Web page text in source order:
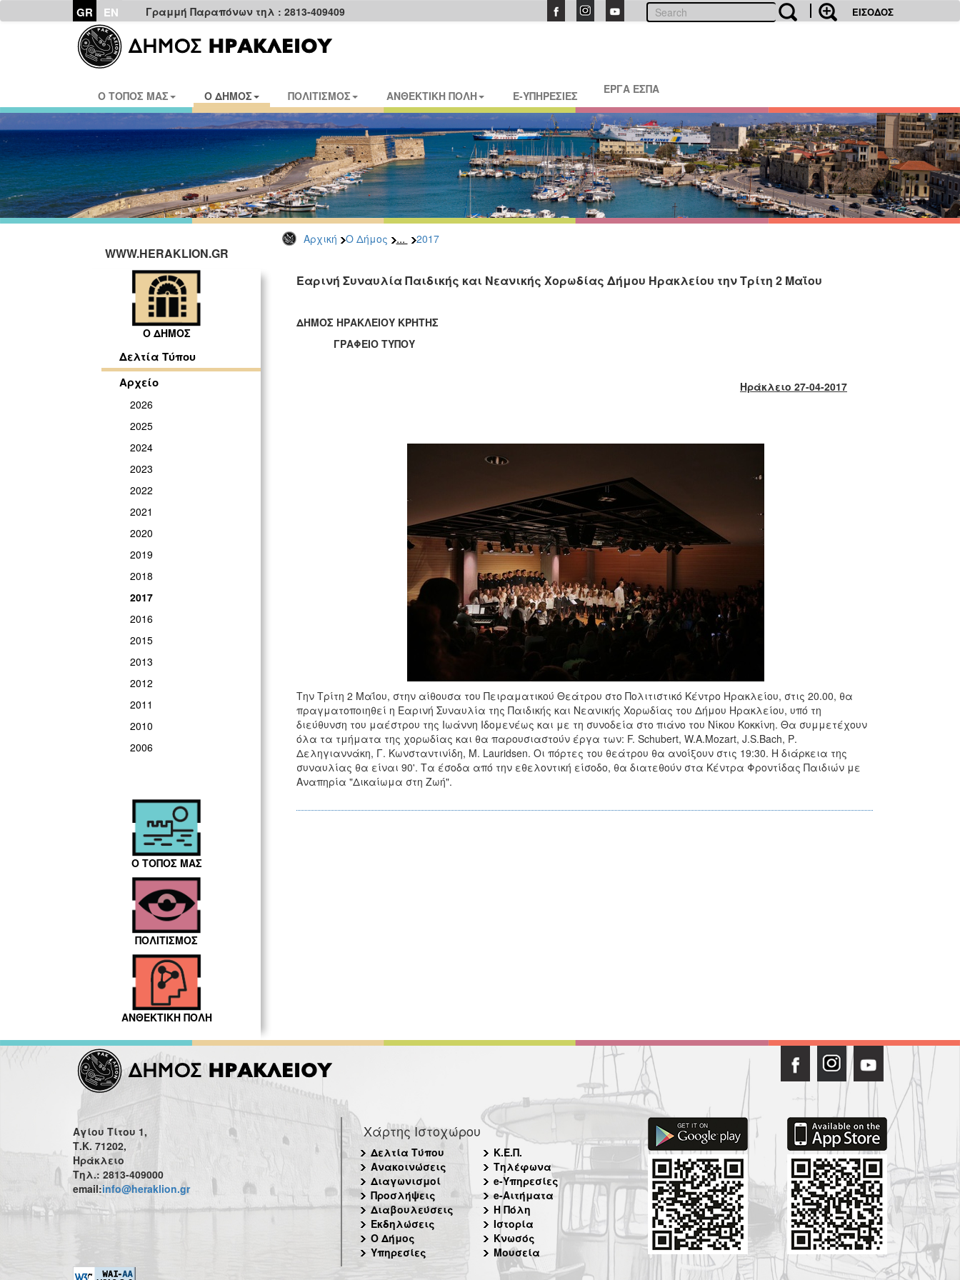
GR EN Γραμμή Παραπόνων τηλ : 2813-409409 ΕΙΣΟΔΟΣ
Ο ΤΟΠΟΣ ΜΑΣ Ο ΔΗΜΟΣ ΠΟΛΙΤΙΣΜΟΣ ΑΝΘΕΚΤΙΚΗ ΠΟΛΗ E-ΥΠΗΡΕΣΙΕΣ ΕΡΓΑ ΕΣΠΑ
Αρχική Ο Δήμος ... 2017
WWW.HERAKLION.GR
Ο ΔΗΜΟΣ
Δελτία Τύπου
Αρχείο
2026
2025
2024
2023
2022
2021
2020
2019
2018
2017
2016
2015
2013
2012
2011
2010
2006
Ο ΤΟΠΟΣ ΜΑΣ
ΠΟΛΙΤΙΣΜΟΣ
ΑΝΘΕΚΤΙΚΗ ΠΟΛΗ
Εαρινή Συναυλία Παιδικής και Νεανικής Χορωδίας Δήμου Ηρακλείου την Τρίτη 2 Μαΐου
ΔΗΜΟΣ ΗΡΑΚΛΕΙΟΥ ΚΡΗΤΗΣ
ΓΡΑΦΕΙΟ ΤΥΠΟΥ
Ηράκλειο 27-04-2017
Την Τρίτη 2 Μαΐου, στην αίθουσα του Πειραματικού Θεάτρου στο Πολιτιστικό Κέντρο Ηρακλείου, στις 20.00, θα
πραγματοποιηθεί η Εαρινή Συναυλία της Παιδικής και Νεανικής Χορωδίας του Δήμου Ηρακλείου, υπό τη
διεύθυνση του μαέστρου της Ιωάννη Ιδομενέως και με τη συνοδεία στο πιάνο του Νίκου Κοκκίνη. Θα συμμετέχουν
όλα τα τμήματα της χορωδίας και θα παρουσιαστούν έργα των: F. Schubert, W.A.Mozart, J.S.Bach, Ρ.
Δεληγιαννάκη, Γ. Κωνσταντινίδη, M. Lauridsen. Οι πόρτες του θεάτρου θα ανοίξουν στις 19:30. Η διάρκεια της
συναυλίας θα είναι 90'. Τα έσοδα από την εθελοντική είσοδο, θα διατεθούν στα Κέντρα Φροντίδας Παιδιών με
Αναπηρία "Δικαίωμα στη Ζωή".
Αγίου Τίτου 1,
Τ.Κ. 71202,
Ηράκλειο
Τηλ.: 2813-409000
email:info@heraklion.gr
Χάρτης Ιστοχώρου
Δελτία Τύπου
Ανακοινώσεις
Διαγωνισμοί
Προσλήψεις
Διαβουλεύσεις
Εκδηλώσεις
Ο Δήμος
Υπηρεσίες
Κ.Ε.Π.
Τηλέφωνα
e-Υπηρεσίες
e-Αιτήματα
Η Πόλη
Ιστορία
Κνωσός
Μουσεία